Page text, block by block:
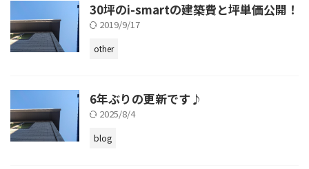
30坪のi-smartの建築費と坪単価公開！
2019/9/17
other
6年ぶりの更新です♪
2025/8/4
blog